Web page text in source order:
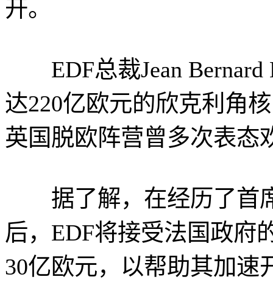
开。
EDF总裁Jean Bernard
达220亿欧元的欣克利角
英国脱欧阵营曾多次表态
据了解，在经历了首
后，EDF将接受法国政府
30亿欧元，以帮助其加速